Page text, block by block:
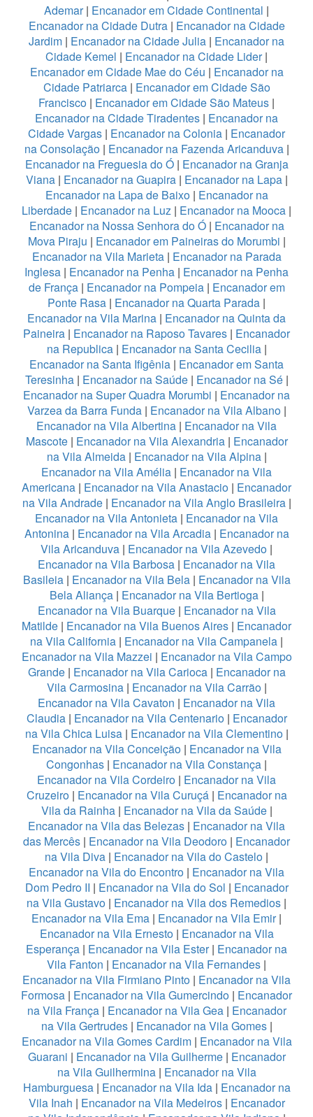
Ademar| Encanador em Cidade Continental |
Encanador na Cidade Dutra | Encanador na Cidade
Jardim | Encanador na Cidade Julia | Encanador na
Cidade Kemel | Encanador na Cidade Lider|
Encanador em Cidade Mae do Céu | Encanador na
Cidade Patriarca| Encanador em Cidade São
Francisco | Encanador em Cidade São Mateus |
Encanador na Cidade Tiradentes | Encanador na
Cidade Vargas | Encanador na Colonia | Encanador
na Consolação | Encanador na Fazenda Aricanduva|
Encanador na Freguesia do Ó| Encanador na Granja
Viana| Encanador na Guapira| Encanador na Lapa|
Encanador na Lapa de Baixo | Encanador na
Liberdade | Encanador na Luz | Encanador na Mooca |
Encanador na Nossa Senhora do Ó| Encanador na
Mova Piraju | Encanador em Paineiras do Morumbi |
Encanador na Vila Marieta| Encanador na Parada
Inglesa | Encanador na Penha | Encanador na Penha
de França | Encanador na Pompeia| Encanador em
Ponte Rasa | Encanador na Quarta Parada |
Encanador na Vila Marina | Encanador na Quinta da
Paineira | Encanador na Raposo Tavares | Encanador
na Republica| Encanador na Santa Cecilia|
Encanador na Santa Ifigênia | Encanador em Santa
Teresinha| Encanador na Saúde| Encanador na Sé|
Encanador na Super Quadra Morumbi | Encanador na
Varzea da Barra Funda| Encanador na Vila Albano|
Encanador na Vila Albertina | Encanador na Vila
Mascote| Encanador na Vila Alexandria| Encanador
na Vila Almeida | Encanador na Vila Alpina |
Encanador na Vila Amélia | Encanador na Vila
Americana | Encanador na Vila Anastacio | Encanador
na Vila Andrade| Encanador na Vila Anglo Brasileira|
Encanador na Vila Antonieta | Encanador na Vila
Antonina| Encanador na Vila Arcadia | Encanador na
Vila Aricanduva | Encanador na Vila Azevedo |
Encanador na Vila Barbosa | Encanador na Vila
Basileia| Encanador na Vila Bela| Encanador na Vila
Bela Aliança| Encanador na Vila Bertioga|
Encanador na Vila Buarque| Encanador na Vila
Matilde | Encanador na Vila Buenos Aires | Encanador
na Vila California | Encanador na Vila Campanela |
Encanador na Vila Mazzei | Encanador na Vila Campo
Grande| Encanador na Vila Carioca| Encanador na
Vila Carmosina| Encanador na Vila Carrão|
Encanador na Vila Cavaton | Encanador na Vila
Claudia| Encanador na Vila Centenario| Encanador
na Vila Chica Luisa | Encanador na Vila Clementino|
Encanador na Vila Conceição| Encanador na Vila
Congonhas | Encanador na Vila Constança |
Encanador na Vila Cordeiro | Encanador na Vila
Cruzeiro | Encanador na Vila Curuçá | Encanador na
Vila da Rainha | Encanador na Vila da Saúde|
Encanador na Vila das Belezas | Encanador na Vila
das Mercês | Encanador na Vila Deodoro | Encanador
na Vila Diva | Encanador na Vila do Castelo |
Encanador na Vila do Encontro | Encanador na Vila
Dom Pedro II | Encanador na Vila do Sol | Encanador
na Vila Gustavo | Encanador na Vila dos Remedios |
Encanador na Vila Ema | Encanador na Vila Emir|
Encanador na Vila Ernesto| Encanador na Vila
Esperança | Encanador na Vila Ester| Encanador na
Vila Fanton | Encanador na Vila Fernandes |
Encanador na Vila Firmiano Pinto | Encanador na Vila
Formosa | Encanador na Vila Gumercindo | Encanador
na Vila França| Encanador na Vila Gea| Encanador
na Vila Gertrudes| Encanador na Vila Gomes|
Encanador na Vila Gomes Cardim| Encanador na Vila
Guarani | Encanador na Vila Guilherme| Encanador
na Vila Guilhermina| Encanador na Vila
Hamburguesa| Encanador na Vila Ida| Encanador na
Vila Inah | Encanador na Vila Medeiros| Encanador